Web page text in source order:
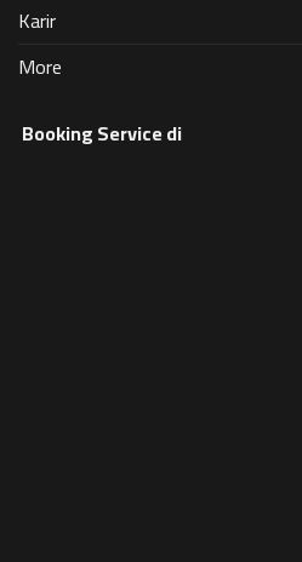
Karir
More
Booking Service di